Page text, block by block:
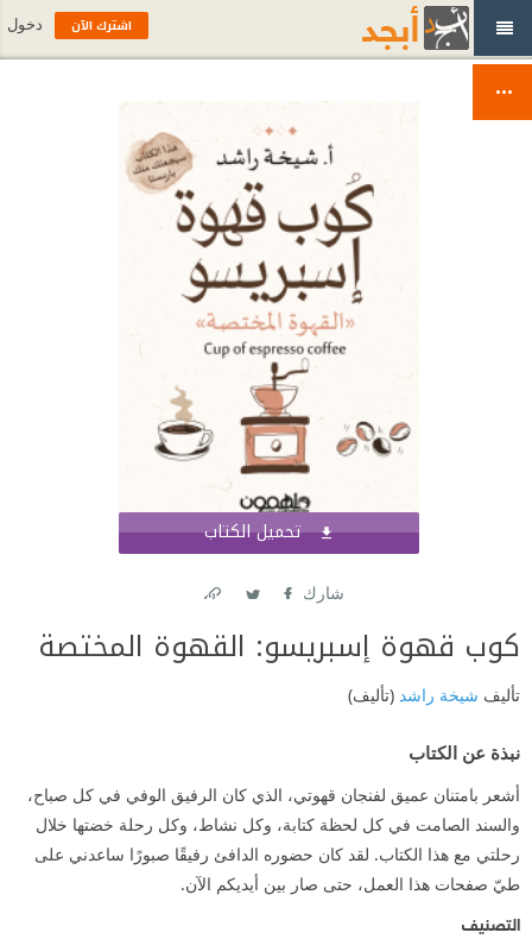
تحميل الكتاب
شارك
كوب قهوة إسبريسو: القهوة المختصة
تأليف شيخة راشد (تأليف)
نبذة عن الكتاب
أشعر بامتنان عميق لفنجان قهوتي، الذي كان الرفيق الوفي في كل صباح،
والسند الصامت في كل لحظة كتابة، وكل نشاط، وكل رحلة خضتها خلال
رحلتي مع هذا الكتاب. لقد كان حضوره الدافئ رفيقًا صبورًا ساعدني على
طيّ صفحات هذا العمل، حتى صار بين أيديكم الآن.
التصنيف
اشترك الآن دخول